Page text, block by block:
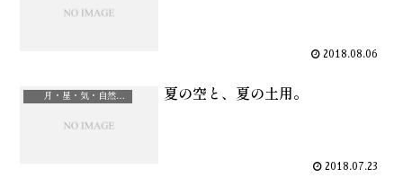
2018.08.06
月・星・気・自然治癒力 夏の空と、夏の土用。
2018.07.23